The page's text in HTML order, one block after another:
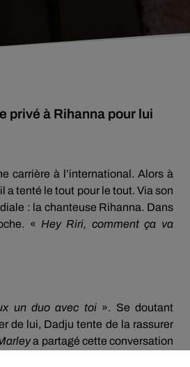
privé à Rihanna pour lui
carrière à l’international. Alors à
a tenté le tout pour le tout. Via son
: la chanteuse Rihanna. Dans
« Hey Riri, comment ça va
un duo avec toi». Se doutant
de lui, Dadju tente de la rassurer
a partagé cette conversation
surtout sa manière légère de